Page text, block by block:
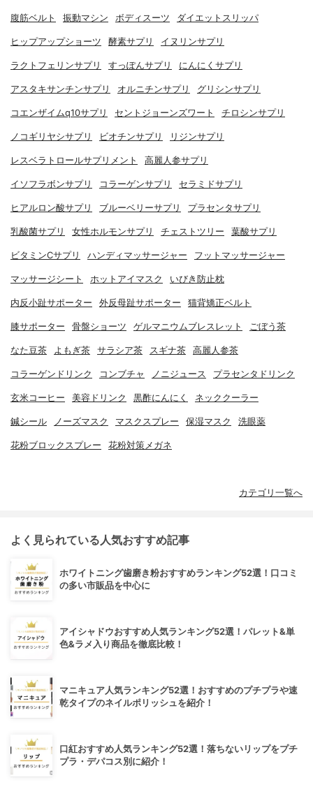
腹筋ベルト 振動マシン ボディスーツ ダイエットスリッパ
ヒップアップショーツ 酵素サプリ イヌリンサプリ
ラクトフェリンサプリ すっぽんサプリ にんにくサプリ
アスタキサンチンサプリ オルニチンサプリ グリシンサプリ
コエンザイムq10サプリ セントジョーンズワート チロシンサプリ
ノコギリヤシサプリ ビオチンサプリ リジンサプリ
レスベラトロールサプリメント 高麗人参サプリ
イソフラボンサプリ コラーゲンサプリ セラミドサプリ
ヒアルロン酸サプリ ブルーベリーサプリ プラセンタサプリ
乳酸菌サプリ 女性ホルモンサプリ チェストツリー 葉酸サプリ
ビタミンCサプリ ハンディマッサージャー フットマッサージャー
マッサージシート ホットアイマスク いびき防止枕
内反小趾サポーター 外反母趾サポーター 猫背矯正ベルト
膝サポーター 骨盤ショーツ ゲルマニウムブレスレット ごぼう茶
なた豆茶 よもぎ茶 サラシア茶 スギナ茶 高麗人参茶
コラーゲンドリンク コンブチャ ノニジュース プラセンタドリンク
玄米コーヒー 美容ドリンク 黒酢にんにく ネッククーラー
鍼シール ノーズマスク マスクスプレー 保湿マスク 洗眼薬
花粉ブロックスプレー 花粉対策メガネ
カテゴリ一覧へ
よく見られている人気おすすめ記事
ホワイトニング歯磨き粉おすすめランキング52選！口コミ
の多い市販品を中心に
アイシャドウおすすめ人気ランキング52選！パレット&単
色&ラメ入り商品を徹底比較！
マニキュア人気ランキング52選！おすすめのプチプラや速
乾タイプのネイルポリッシュを紹介！
口紅おすすめ人気ランキング52選！落ちないリップをプチ
プラ・デパコス別に紹介！